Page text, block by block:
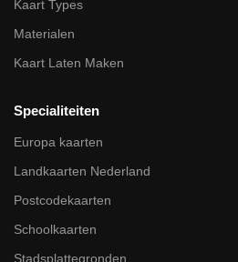
Kaart Types
Materialen
Kaart Laten Maken
Specialiteiten
Europa kaarten
Landkaarten Nederland
Postcodekaarten
Schoolkaarten
Stadsplattegronden